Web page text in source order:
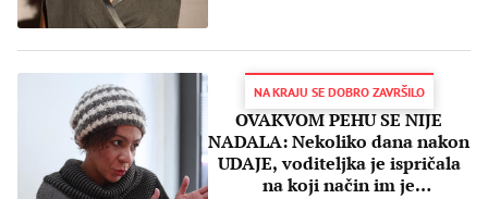
NA KRAJU SE DOBRO ZAVRŠILO
OVAKVOM PEHU SE NIJE
NADALA: Nekoliko dana nakon
UDAJE, voditeljka je ispričala
na koji način im je